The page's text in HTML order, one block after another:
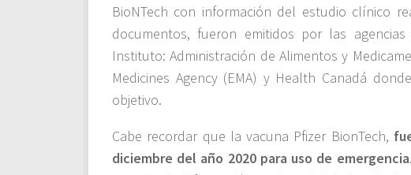
BioNTech con información del estudio clínico
documentos, fueron emitidos por las
Instituto: Administración de Alimentos y
Medicines Agency (EMA) y Health Canadá
objetivo.
Cabe recordar que la vacuna Pfizer BionTech,
diciembre del año 2020 para uso de emergencia